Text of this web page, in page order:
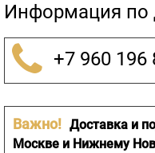
Информация по
+7 960 196
Важно! Доставка и
Москве и Нижнему